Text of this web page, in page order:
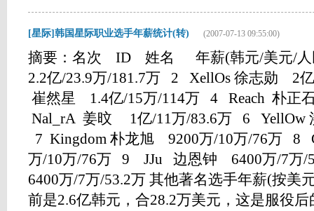
[星际]韩国星际职业选手年薪统计(转) (2007-07-13 09:55:00)
摘要：名次 ID 姓名 年薪(韩元/美元/
2.2亿/23.9万/181.7万 2 XellOs 徐志勋 2
崔然星 1.4亿/15万/114万 4 Reach 朴正
Nal_rA 姜旼 1亿/11万/83.6万 6 YellOw
7 Kingdom 朴龙旭 9200万/10万/76万 8
万/10万/76万 9 JJu 边恩钟 6400万/7
6400万/7万/53.2万 其他著名选手年薪(按美
前是2.6亿韩元，合28.2万美元，这是服役后